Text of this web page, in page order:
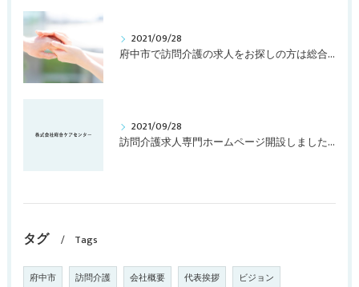
2021/09/28
府中市で訪問介護の求人をお探しの方は総合ケアセンターへ！！
2021/09/28
訪問介護求人専門ホームページ開設しました。
タグ Tags
府中市 訪問介護 会社概要 代表挨拶 ビジョン